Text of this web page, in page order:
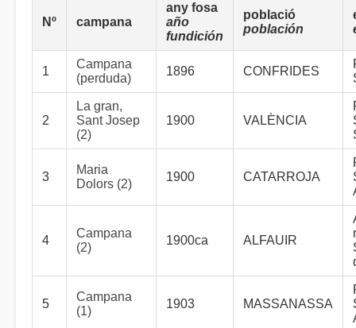
Nº campana
any fosa
año
fundición
població
población
1
Campana
(perduda)
1896 CONFRIDES
2
La gran,
Sant Josep
(2)
1900 VALÈNCIA
3
Maria
Dolors (2)
1900 CATARROJA
4
Campana
(2)
1900ca ALFAUIR
5
Campana
(1)
1903 MASSANASSA